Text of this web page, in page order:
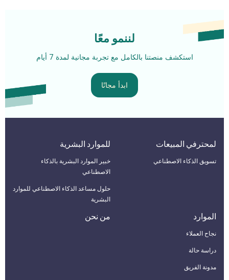
لننمو معًا
استكشف منصتنا بالكامل مع تجربة مجانية لمدة 7 أيام
ابدأ مجانًا
لمحترفي المبيعات
تسويق الذكاء الاصطناعي
للموارد البشرية
خبير الموارد البشرية بالذكاء
الاصطناعي
حلول مساعد الذكاء الاصطناعي للموارد
البشرية
الموارد
نجاح العملاء
دراسة حالة
مدونة الفريق
من نحن